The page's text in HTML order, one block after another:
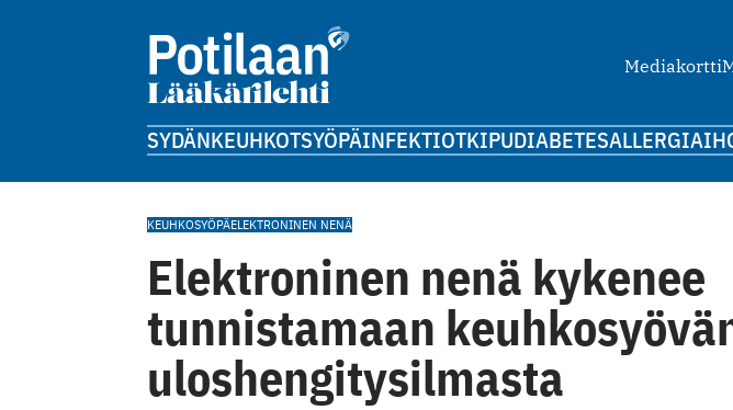
Mediakortti
SYDÄNKEUHKOTSYÖPÄINFEKTIOTKIPUDIABETESALLERGIA
KEUHKOSYÖPÄELEKTRONINEN NENÄ
Elektroninen nenä kykenee
tunnistamaan
uloshengitysilmasta